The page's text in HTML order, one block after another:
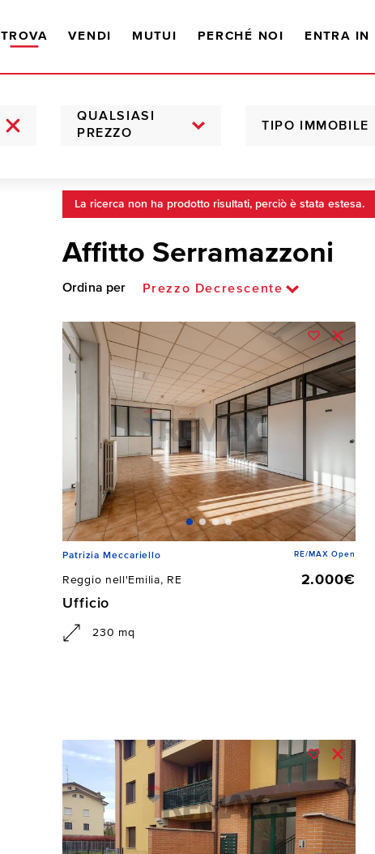
TROVA VENDI MUTUI PERCHÉ NOI ENTRA IN
QUALSIASI
PREZZO
TIPO IMMOBILE
La ricerca non ha prodotto risultati, perciò è stata estesa.
Affitto Serramazzoni
Ordina per Prezzo Decrescente
Patrizia Meccariello RE/MAX Open
Reggio nell'Emilia, RE
2.000€
Ufficio
230 mq